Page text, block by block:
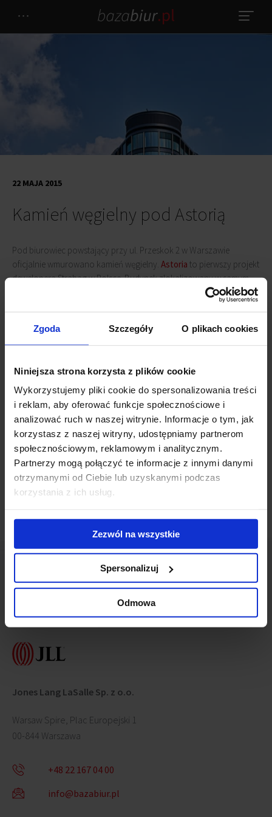
Zgoda Szczegóły O plikach cookies
Niniejsza strona korzysta z plików cookie
Wykorzystujemy pliki cookie do spersonalizowania treści
i reklam, aby oferować funkcje społecznościowe i
analizować ruch w naszej witrynie. Informacje o tym, jak
korzystasz z naszej witryny, udostępniamy partnerom
społecznościowym, reklamowym i analitycznym.
Partnerzy mogą połączyć te informacje z innymi danymi
otrzymanymi od Ciebie lub uzyskanymi podczas
korzystania z ich usług.
Zezwól na wszystkie
Spersonalizuj
Odmowa
Kamień węgielny pod Astorią
22 MAJA 2015
Pod biurowiec powstający przy ul. Przeskok 2 w Warszawie
oficjalnie wmurowano kamień węgielny. Astoria to pierwszy projekt
dewelopera Strabag w Polsce. Budynek zlokalizowany w samym
centrum miasta, będzie oferował do wynajęcia ponad 17 600 m2
Powiązane newsy
Multimedialna Astoria Premium Offices w dialogu z
użytkownikiem(18 stycznia 2017)
Budowa Astorii coraz bliżej końca (15 kwietnia 2016)
Astoria precertyfikowana w systemie LEED
(24 lutego
2016)
Skontaktuj się z nami
Jones Lang LaSalle Sp. z o.o.
Warsaw Spire, Plac Europejski 1
00-844 Warszawa
+48 22 167 04 00
info@bazabiur.pl